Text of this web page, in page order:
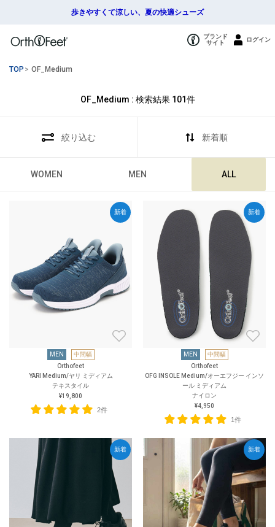
歩きやすくて涼しい、夏の快適シューズ
ブランド
サイト
ログイン
TOP > OF_Medium
OF_Medium : 検索結果 101件
絞り込む 新着順
WOMEN MEN ALL
新着
MEN
中間幅
Orthofeet
YARI Medium/ヤリ ミディアム
テキスタイル
¥19,800
2件
新着
MEN
中間幅
Orthofeet
OFG INSOLE Medium/オーエフジー インソ
ール ミディアム
ナイロン
¥4,950
1件
新着 新着